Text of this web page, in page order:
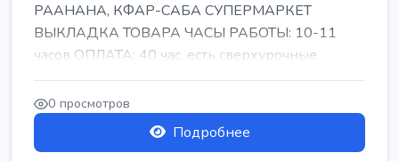
РААНАНА, КФАР-САБА СУПЕРМАРКЕТ
ВЫКЛАДКА ТОВАРА ЧАСЫ РАБОТЫ: 10-11
часов ОПЛАТА: 40 час, есть сверхурочные
ПИТАНИЕ ЕСТЬ Для синих б...
0 просмотров
Подробнее